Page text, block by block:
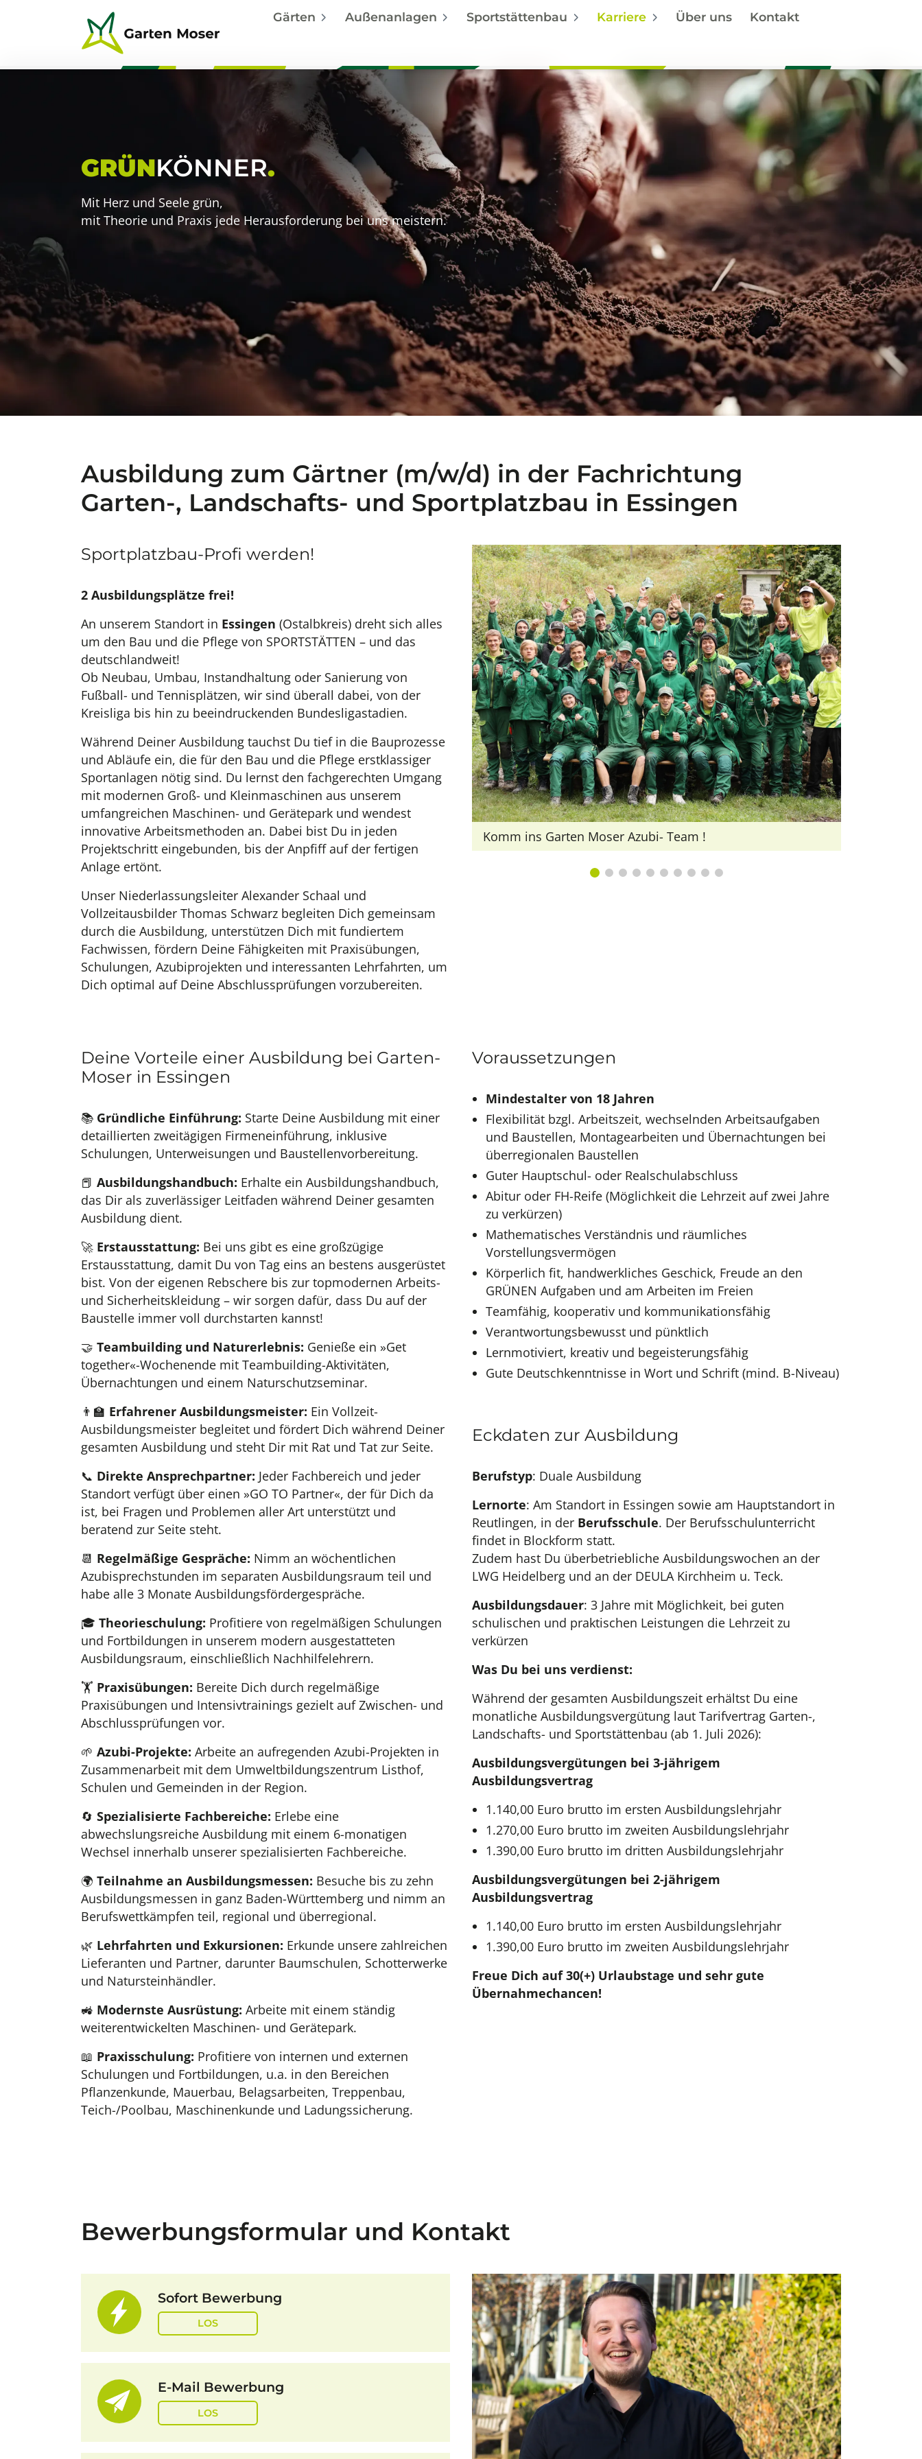
Zum Inhalt springen
Gärten Außenanlagen Sportstättenbau Karriere Über uns Kontakt
GRÜNKÖNNER.
Mit Herz und Seele grün,
mit Theorie und Praxis jede Herausforderung bei uns meistern.
Ausbildung zum Gärtner (m/w/d) in der Fachrichtung
Garten-, Landschafts- und Sportplatzbau in Essingen
Sportplatzbau-Profi werden!
2 Ausbildungsplätze frei!
An unserem Standort in Essingen (Ostalbkreis) dreht sich alles
um den Bau und die Pflege von SPORTSTÄTTEN – und das
deutschlandweit!
Ob Neubau, Umbau, Instandhaltung oder Sanierung von
Fußball- und Tennisplätzen, wir sind überall dabei, von der
Kreisliga bis hin zu beeindruckenden Bundesligastadien.
Während Deiner Ausbildung tauchst Du tief in die Bauprozesse
und Abläufe ein, die für den Bau und die Pflege erstklassiger
Sportanlagen nötig sind. Du lernst den fachgerechten Umgang
mit modernen Groß- und Kleinmaschinen aus unserem
umfangreichen Maschinen- und Gerätepark und wendest
innovative Arbeitsmethoden an. Dabei bist Du in jeden
Projektschritt eingebunden, bis der Anpfiff auf der fertigen
Anlage ertönt.
Unser Niederlassungsleiter Alexander Schaal und
Vollzeitausbilder Thomas Schwarz begleiten Dich gemeinsam
durch die Ausbildung, unterstützen Dich mit fundiertem
Fachwissen, fördern Deine Fähigkeiten mit Praxisübungen,
Schulungen, Azubiprojekten und interessanten Lehrfahrten, um
Dich optimal auf Deine Abschlussprüfungen vorzubereiten.
Komm ins Garten Moser Azubi- Team !
Deine Vorteile einer Ausbildung bei Garten-
Moser in Essingen
📚 Gründliche Einführung: Starte Deine Ausbildung mit einer
detaillierten zweitägigen Firmeneinführung, inklusive
Schulungen, Unterweisungen und Baustellenvorbereitung.
📕 Ausbildungshandbuch: Erhalte ein Ausbildungshandbuch,
das Dir als zuverlässiger Leitfaden während Deiner gesamten
Ausbildung dient.
🚀 Erstausstattung: Bei uns gibt es eine großzügige
Erstausstattung, damit Du von Tag eins an bestens ausgerüstet
bist. Von der eigenen Rebschere bis zur topmodernen Arbeits-
und Sicherheitskleidung – wir sorgen dafür, dass Du auf der
Baustelle immer voll durchstarten kannst!
🤝 Teambuilding und Naturerlebnis: Genieße ein »Get
together«-Wochenende mit Teambuilding-Aktivitäten,
Übernachtungen und einem Naturschutzseminar.
👨‍🏫 Erfahrener Ausbildungsmeister: Ein Vollzeit-
Ausbildungsmeister begleitet und fördert Dich während Deiner
gesamten Ausbildung und steht Dir mit Rat und Tat zur Seite.
📞 Direkte Ansprechpartner: Jeder Fachbereich und jeder
Standort verfügt über einen »GO TO Partner«, der für Dich da
ist, bei Fragen und Problemen aller Art unterstützt und
beratend zur Seite steht.
📆 Regelmäßige Gespräche: Nimm an wöchentlichen
Azubisprechstunden im separaten Ausbildungsraum teil und
habe alle 3 Monate Ausbildungsfördergespräche.
🎓 Theorieschulung: Profitiere von regelmäßigen Schulungen
und Fortbildungen in unserem modern ausgestatteten
Ausbildungsraum, einschließlich Nachhilfelehrern.
🏋️ Praxisübungen: Bereite Dich durch regelmäßige
Praxisübungen und Intensivtrainings gezielt auf Zwischen- und
Abschlussprüfungen vor.
🌱 Azubi-Projekte: Arbeite an aufregenden Azubi-Projekten in
Zusammenarbeit mit dem Umweltbildungszentrum Listhof,
Schulen und Gemeinden in der Region.
🔄 Spezialisierte Fachbereiche: Erlebe eine
abwechslungsreiche Ausbildung mit einem 6-monatigen
Wechsel innerhalb unserer spezialisierten Fachbereiche.
🌍 Teilnahme an Ausbildungsmessen: Besuche bis zu zehn
Ausbildungsmessen in ganz Baden-Württemberg und nimm an
Berufswettkämpfen teil, regional und überregional.
🌿 Lehrfahrten und Exkursionen: Erkunde unsere zahlreichen
Lieferanten und Partner, darunter Baumschulen, Schotterwerke
und Natursteinhändler.
🚜 Modernste Ausrüstung: Arbeite mit einem ständig
weiterentwickelten Maschinen- und Gerätepark.
📖 Praxisschulung: Profitiere von internen und externen
Schulungen und Fortbildungen, u.a. in den Bereichen
Pflanzenkunde, Mauerbau, Belagsarbeiten, Treppenbau,
Teich-/Poolbau, Maschinenkunde und Ladungssicherung.
Voraussetzungen
Mindestalter von 18 Jahren
Flexibilität bzgl. Arbeitszeit, wechselnden Arbeitsaufgaben
und Baustellen, Montagearbeiten und Übernachtungen bei
überregionalen Baustellen
Guter Hauptschul- oder Realschulabschluss
Abitur oder FH-Reife (Möglichkeit die Lehrzeit auf zwei Jahre
zu verkürzen)
Mathematisches Verständnis und räumliches
Vorstellungsvermögen
Körperlich fit, handwerkliches Geschick, Freude an den
GRÜNEN Aufgaben und am Arbeiten im Freien
Teamfähig, kooperativ und kommunikationsfähig
Verantwortungsbewusst und pünktlich
Lernmotiviert, kreativ und begeisterungsfähig
Gute Deutschkenntnisse in Wort und Schrift (mind. B-Niveau)
Eckdaten zur Ausbildung
Berufstyp: Duale Ausbildung
Lernorte: Am Standort in Essingen sowie am Hauptstandort in
Reutlingen, in der Berufsschule. Der Berufsschulunterricht
findet in Blockform statt.
Zudem hast Du überbetriebliche Ausbildungswochen an der
LWG Heidelberg und an der DEULA Kirchheim u. Teck.
Ausbildungsdauer: 3 Jahre mit Möglichkeit, bei guten
schulischen und praktischen Leistungen die Lehrzeit zu
verkürzen
Was Du bei uns verdienst:
Während der gesamten Ausbildungszeit erhältst Du eine
monatliche Ausbildungsvergütung laut Tarifvertrag Garten-,
Landschafts- und Sportstättenbau (ab 1. Juli 2026):
Ausbildungsvergütungen bei 3-jährigem
Ausbildungsvertrag
1.140,00 Euro brutto im ersten Ausbildungslehrjahr
1.270,00 Euro brutto im zweiten Ausbildungslehrjahr
1.390,00 Euro brutto im dritten Ausbildungslehrjahr
Ausbildungsvergütungen bei 2-jährigem
Ausbildungsvertrag
1.140,00 Euro brutto im ersten Ausbildungslehrjahr
1.390,00 Euro brutto im zweiten Ausbildungslehrjahr
Freue Dich auf 30(+) Urlaubstage und sehr gute
Übernahmechancen!
Bewerbungsformular und Kontakt
Sofort Bewerbung
LOS
E-Mail Bewerbung
LOS